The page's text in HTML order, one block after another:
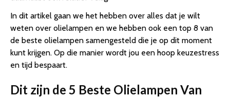
In dit artikel gaan we het hebben over alles dat je wilt
weten over olielampen en we hebben ook een top 8 van
de beste olielampen samengesteld die je op dit moment
kunt krijgen. Op die manier wordt jou een hoop keuzestress
en tijd bespaart.
Dit zijn de 5 Beste Olielampen Van